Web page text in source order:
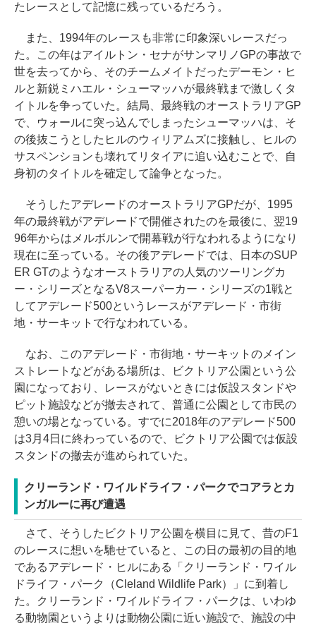
たレースとして記憶に残っているだろう。
また、1994年のレースも非常に印象深いレースだっ
た。この年はアイルトン・セナがサンマリノGPの事故で
世を去ってから、そのチームメイトだったデーモン・ヒ
ルと新鋭ミハエル・シューマッハが最終戦まで激しくタ
イトルを争っていた。結局、最終戦のオーストラリアGP
で、ウォールに突っ込んでしまったシューマッハは、そ
の後抜こうとしたヒルのウィリアムズに接触し、ヒルの
サスペンションも壊れてリタイアに追い込むことで、自
身初のタイトルを確定して論争となった。
そうしたアデレードのオーストラリアGPだが、1995
年の最終戦がアデレードで開催されたのを最後に、翌19
96年からはメルボルンで開幕戦が行なわれるようになり
現在に至っている。その後アデレードでは、日本のSUP
ER GTのようなオーストラリアの人気のツーリングカ
ー・シリーズとなるV8スーパーカー・シリーズの1戦と
してアデレード500というレースがアデレード・市街
地・サーキットで行なわれている。
なお、このアデレード・市街地・サーキットのメイン
ストレートなどがある場所は、ビクトリア公園という公
園になっており、レースがないときには仮設スタンドや
ピット施設などが撤去されて、普通に公園として市民の
憩いの場となっている。すでに2018年のアデレード500
は3月4日に終わっているので、ビクトリア公園では仮設
スタンドの撤去が進められていた。
クリーランド・ワイルドライフ・パークでコアラとカ
ンガルーに再び遭遇
さて、そうしたビクトリア公園を横目に見て、昔のF1
のレースに想いを馳せていると、この日の最初の目的地
であるアデレード・ヒルにある「クリーランド・ワイル
ドライフ・パーク（Cleland Wildlife Park）」に到着し
た。クリーランド・ワイルドライフ・パークは、いわゆ
る動物園というよりは動物公園に近い施設で、施設の中